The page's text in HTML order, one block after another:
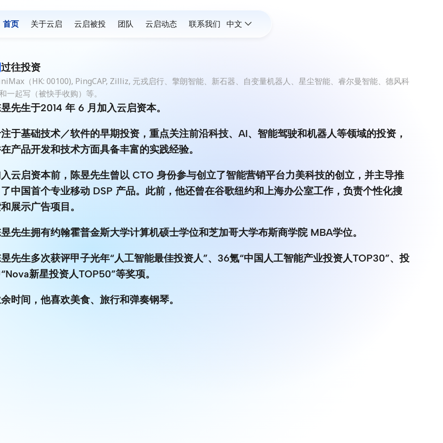
过往投资
（HK: 00100), PingCAP, Zilliz, 元戎启行、擎朗智能、新石器、自变量机器人、星尘智能、睿尔曼智能、德风科
一起写（被快手收购）等。
先生于2014 年 6 月加入云启资本。
于基础技术／软件的早期投资，重点关注前沿科技、AI、智能驾驶和机器人等领域的投资，
产品开发和技术方面具备丰富的实践经验。
云启资本前，陈昱先生曾以 CTO 身份参与创立了智能营销平台力美科技的创立，并主导推
中国首个专业移动 DSP 产品。此前，他还曾在谷歌纽约和上海办公室工作，负责个性化搜
展示广告项目。
先生拥有约翰霍普金斯大学计算机硕士学位和芝加哥大学布斯商学院 MBA学位。
先生多次获评甲子光年“人工智能最佳投资人”、36氪“中国人工智能产业投资人TOP30”、投
新星投资人TOP50”等奖项。
时间，他喜欢美食、旅行和弹奏钢琴。
首页 关于云启 云启被投 团队 云启动态 联系我们 中文